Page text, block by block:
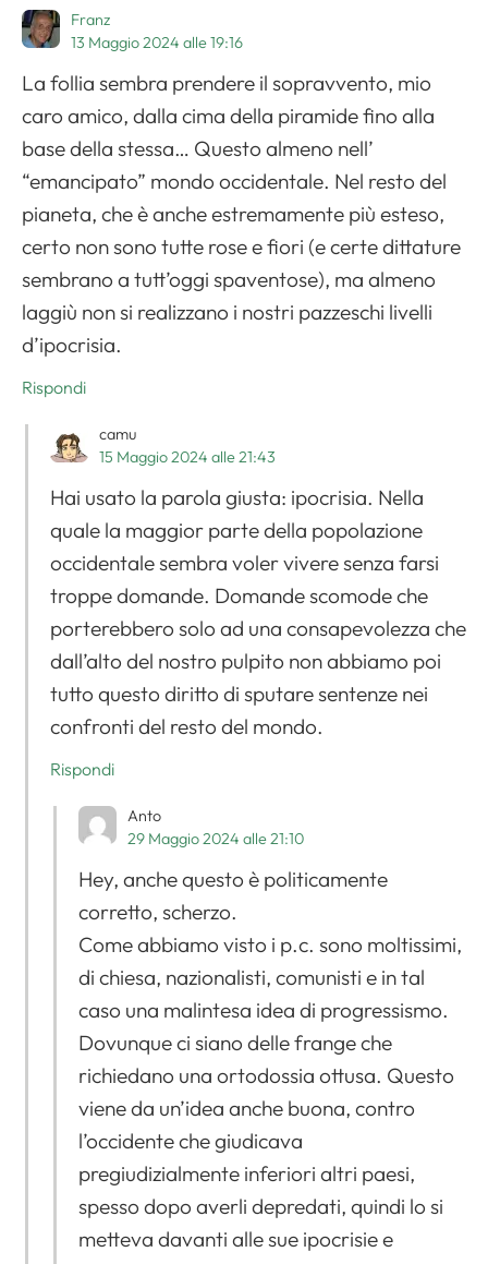
Franz
13 Maggio 2024 alle 19:16
La follia sembra prendere il sopravvento, mio
caro amico, dalla cima della piramide fino alla
base della stessa… Questo almeno nell’
“emancipato” mondo occidentale. Nel resto del
pianeta, che è anche estremamente più esteso,
certo non sono tutte rose e fiori (e certe dittature
sembrano a tutt’oggi spaventose), ma almeno
laggiù non si realizzano i nostri pazzeschi livelli
d’ipocrisia.
Rispondi
camu
15 Maggio 2024 alle 21:43
Hai usato la parola giusta: ipocrisia. Nella
quale la maggior parte della popolazione
occidentale sembra voler vivere senza farsi
troppe domande. Domande scomode che
porterebbero solo ad una consapevolezza che
dall’alto del nostro pulpito non abbiamo poi
tutto questo diritto di sputare sentenze nei
confronti del resto del mondo.
Rispondi
Anto
29 Maggio 2024 alle 21:10
Hey, anche questo è politicamente
corretto, scherzo.
Come abbiamo visto i p.c. sono moltissimi,
di chiesa, nazionalisti, comunisti e in tal
caso una malintesa idea di progressismo.
Dovunque ci siano delle frange che
richiedano una ortodossia ottusa. Questo
viene da un’idea anche buona, contro
l’occidente che giudicava
pregiudizialmente inferiori altri paesi,
spesso dopo averli depredati, quindi lo si
metteva davanti alle sue ipocrisie e